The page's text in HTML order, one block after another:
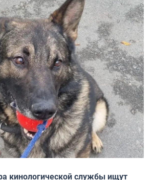
кинологической службы ищут